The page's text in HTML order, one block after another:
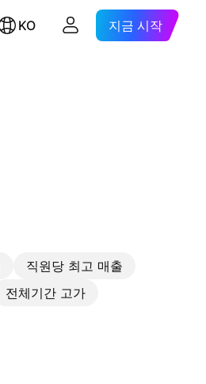
KO 지금 시작
직원당 최고 매출
전체기간 고가